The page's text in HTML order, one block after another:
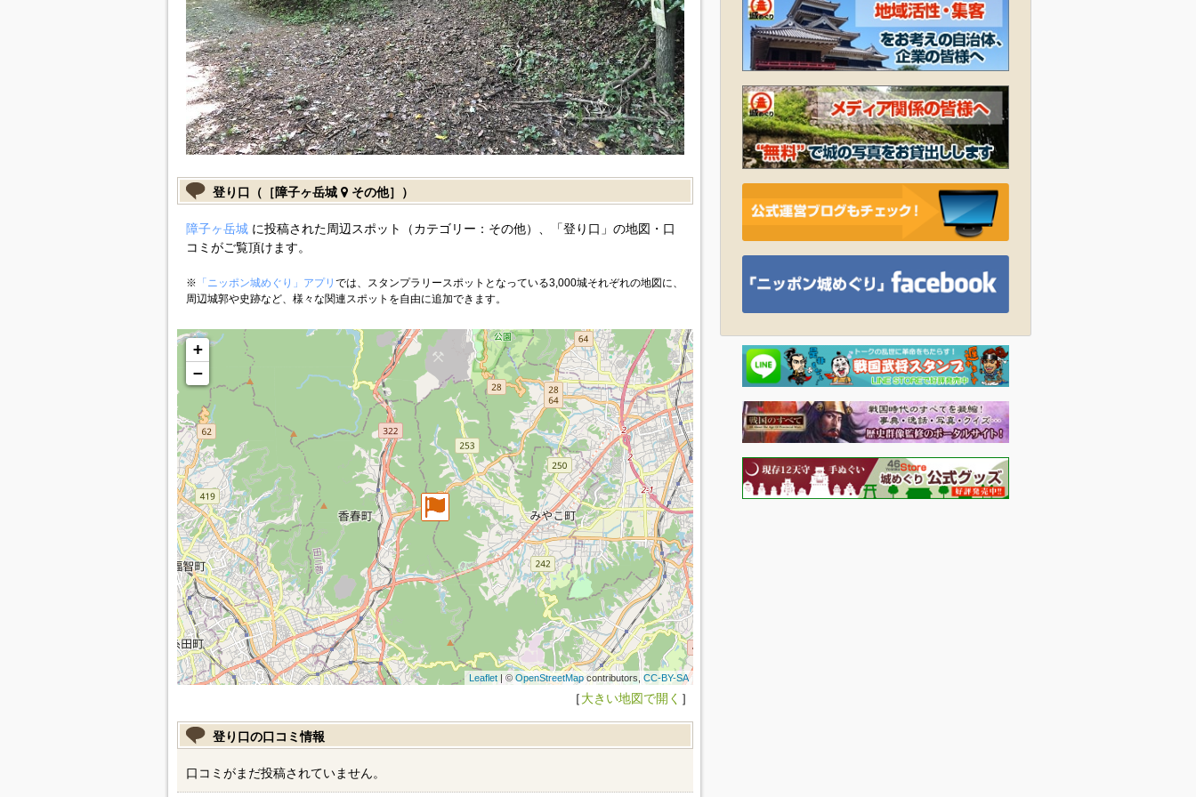
登り口（［障子ヶ岳城 その他］）
障子ヶ岳城に投稿された周辺スポット（カテゴリー：その他）、「登り口」の地図・口
コミがご覧頂けます。
※ 「ニッポン城めぐり」アプリ では、スタンプラリースポットとなっている3,000城それぞれの地図に、
周辺城郭や史跡など、様々な関連スポットを自由に追加できます。
+
−
Leaflet| © OpenStreetMapcontributors, CC-BY-SA
［大きい地図で開く ］
登り口の口コミ情報
口コミがまだ投稿されていません。